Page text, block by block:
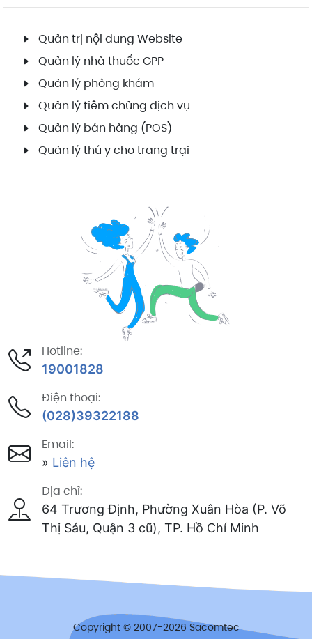
Quản trị nội dung Website
Quản lý nhà thuốc GPP
Quản lý phòng khám
Quản lý tiêm chủng dịch vụ
Quản lý bán hàng (POS)
Quản lý thú y cho trang trại
Hotline:
19001828
Điện thoại:
(028)39322188
Email:
» Liên hệ
Địa chỉ:
64 Trương Định, Phường Xuân Hòa (P. Võ
Thị Sáu, Quận 3 cũ), TP. Hồ Chí Minh
Copyright © 2007-2026 Sacomtec